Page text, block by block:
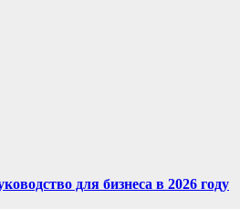
для бизнеса в 2026 году